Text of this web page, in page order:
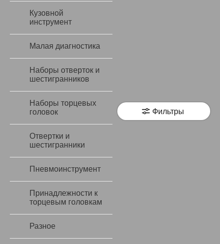
Кузовной
инструмент
Малая диагностика
Наборы отверток и
шестигранников
Наборы торцевых
головок
Отвертки и
шестигранники
Пневмоинструмент
Принадлежности к
торцевым головкам
Разное
Фильтры